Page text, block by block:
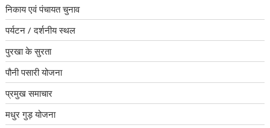
निकाय एवं पंचायत चुनाव
पर्यटन / दर्शनीय स्थल
पुरखा के सुरता
पौनी पसारी योजना
प्रमुख समाचार
मधुर गुड़ योजना